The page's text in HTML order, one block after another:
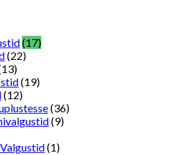
(17)
(22)
(19)
(12)
(36)
(9)
(1)